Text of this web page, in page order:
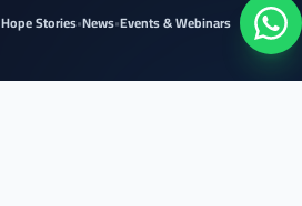
Events & Webinars
•
News
•
Hope Stories